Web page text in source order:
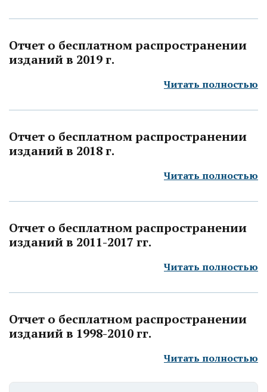
Отчет о бесплатном распространении
изданий в 2019 г.
Читать полностью
Отчет о бесплатном распространении
изданий в 2018 г.
Читать полностью
Отчет о бесплатном распространении
изданий в 2011-2017 гг.
Читать полностью
Отчет о бесплатном распространении
изданий в 1998-2010 гг.
Читать полностью